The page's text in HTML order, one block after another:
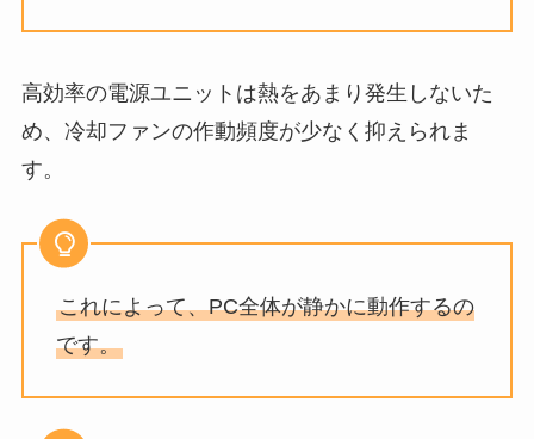
高効率の電源ユニットは熱をあまり発生しないた
め、冷却ファンの作動頻度が少なく抑えられま
す。
これによって、PC全体が静かに動作するの
です。